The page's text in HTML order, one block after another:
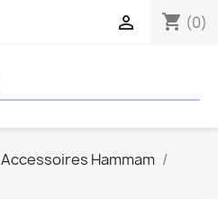
shopping_cart (0)

Accessoires Hammam